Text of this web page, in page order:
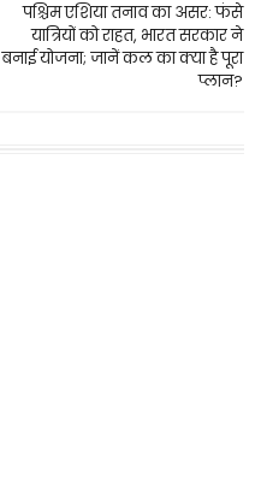
पश्चिम एशिया तनाव का असर: फंसे
यात्रियों को राहत, भारत सरकार ने
बनाई योजना; जानें कल का क्या है पूरा
प्लान?